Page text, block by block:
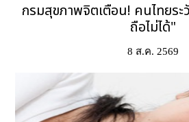
กรมสุขภาพจิตเตือน! คนไทยระ
ถือไม่ได้"
8 ส.ค. 2569